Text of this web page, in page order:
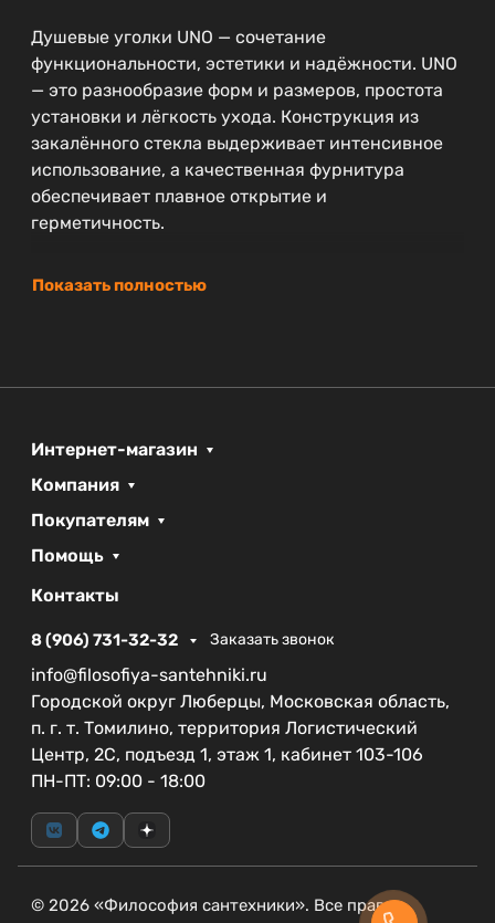
Душевые уголки UNO — сочетание
функциональности, эстетики и надёжности. UNO
— это разнообразие форм и размеров, простота
установки и лёгкость ухода. Конструкция из
закалённого стекла выдерживает интенсивное
использование, а качественная фурнитура
обеспечивает плавное открытие и
герметичность.
Показать полностью
Интернет-магазин
Компания
Покупателям
Помощь
Контакты
8 (906) 731-32-32 Заказать звонок
info@filosofiya-santehniki.ru
Городской округ Люберцы, Московская область,
п. г. т. Томилино, территория Логистический
Центр, 2С, подъезд 1, этаж 1, кабинет 103-106
ПН-ПТ: 09:00 - 18:00
© 2026 «Философия сантехники». Все права